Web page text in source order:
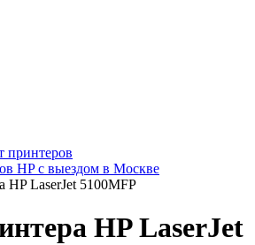
принтеров
HP с выездом в Москве
HP LaserJet 5100MFP
HP LaserJet